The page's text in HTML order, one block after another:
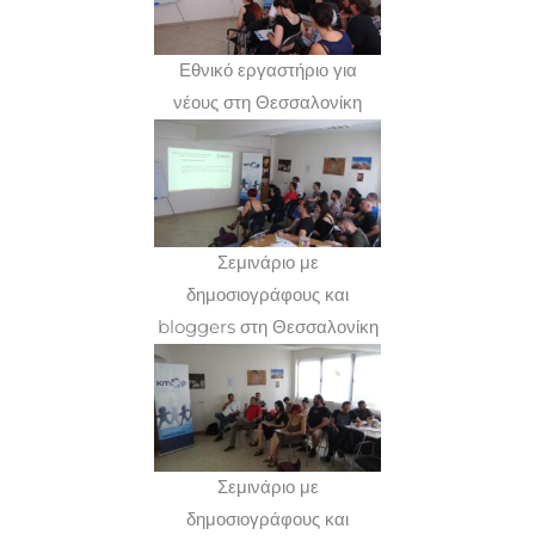
Διαβάστε τον Ελληνικό ΟδηγόΕΔΩ.
Διαβάστε τη διακρατική νομική και κοινωνική έκθεση
Εθνικό εργαστήριο για
νέους στη Θεσσαλονίκη
Σεμινάριο με
δημοσιογράφους και
bloggers στη Θεσσαλονίκη
Σεμινάριο με
δημοσιογράφους και